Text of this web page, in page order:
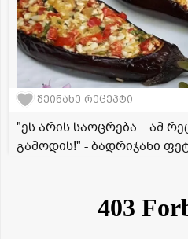
შეინახე რეცეპტი
"ეს არის საოცრება... ამ
გამოდის!" - ბადრიჯანი